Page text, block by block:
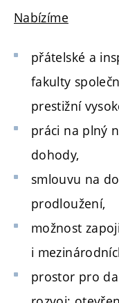
Nabízíme
přátelské a
fakulty
prestižní
práci na plný
dohody,
smlouvu na
prodloužení,
možnost
i
prostor pro